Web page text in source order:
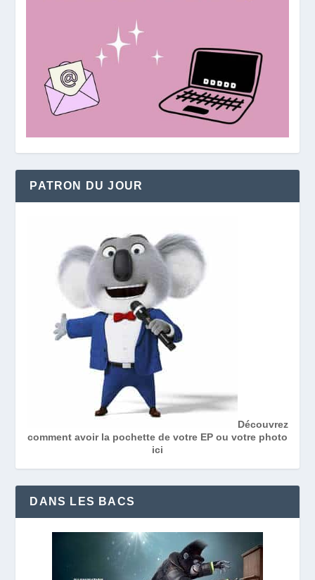
PATRON DU JOUR
Découvrez
comment avoir la pochette de votre EP ou votre photo
ici
DANS LES BACS